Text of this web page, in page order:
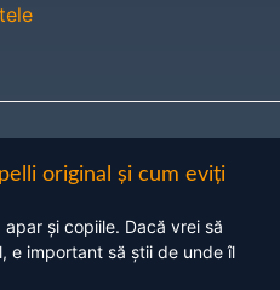
original și cum eviți
și copiile. Dacă vrei să
e important să știi de unde îl